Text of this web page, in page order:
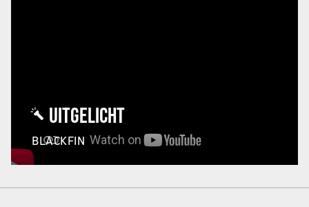
UITGELICHT
BLACKFIN